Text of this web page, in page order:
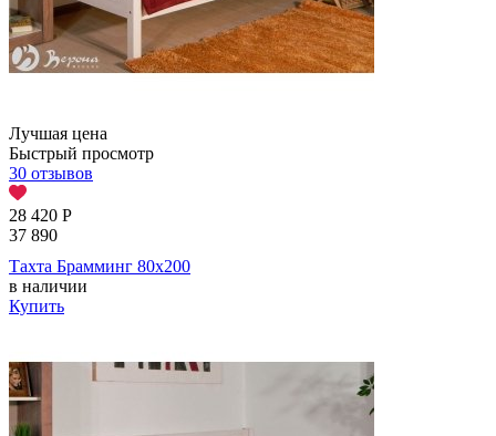
Лучшая цена
Быстрый просмотр
30 отзывов
28 420 Р
37 890
Тахта Брамминг 80х200
в наличии
Купить